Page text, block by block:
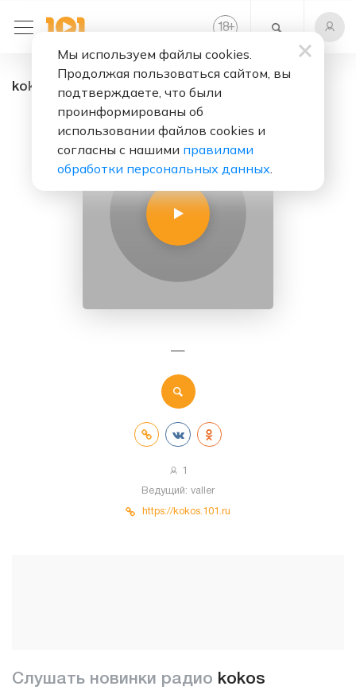
18+
kokos - радио онлайн. Слушать бесплатно
—
1
Ведущий: valler
https://kokos.101.ru
Слушать новинки радио kokos
Мы используем файлы cookies.
Продолжая пользоваться сайтом, вы
подтверждаете, что были
проинформированы об
использовании файлов cookies и
согласны с нашими правилами
обработки персональных данных.